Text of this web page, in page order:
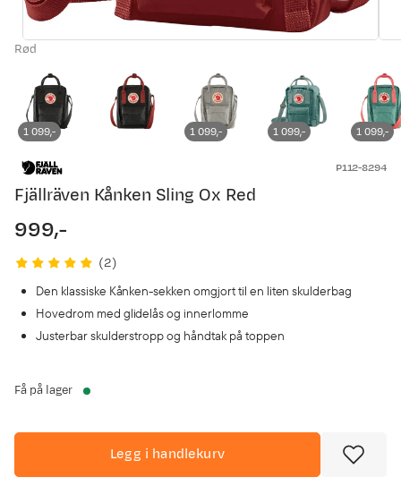
Rød
1 099,- 1 099,- 1 099,- 1 099,-
P112-8294
Fjällräven Kånken Sling Ox Red
price
999,-
(2)
Den klassiske Kånken-sekken omgjort til en liten skulderbag
Hovedrom med glidelås og innerlomme
Justerbar skulderstropp og håndtak på toppen
Få på lager
Legg i handlekurv